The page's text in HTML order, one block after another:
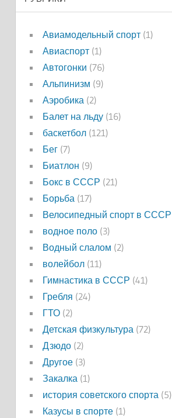
Авиамодельный спорт(1)
Авиаспорт(1)
Автогонки (76)
Альпинизм (9)
Аэробика (2)
Балет на льду(16)
баскетбол(121)
Бег(7)
Биатлон (9)
Бокс в СССР (21)
Борьба (17)
Велосипедный спорт в СССР
водное поло(3)
Водный слалом (2)
волейбол(11)
Гимнастика в СССР (41)
Гребля (24)
ГТО(2)
Детская физкультура (72)
Дзюдо(2)
Другое(3)
Закалка (1)
история советского спорта (5)
Казусы в спорте(1)